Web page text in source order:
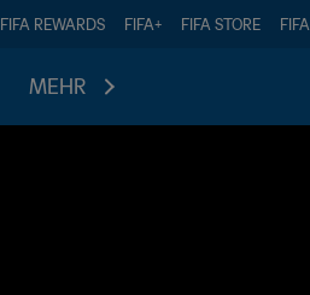
FIFA REWARDS FIFA+ FIFA STORE
MEHR